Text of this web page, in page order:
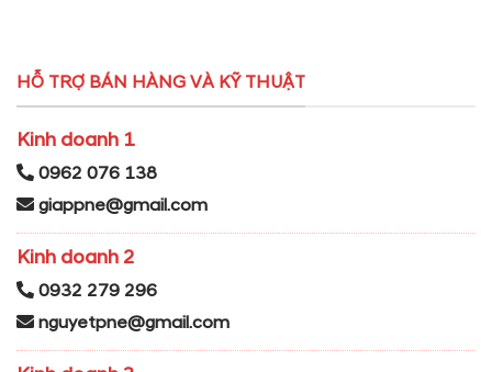
HỖ TRỢ BÁN HÀNG VÀ KỸ THUẬT
Kinh doanh 1
0962 076 138
giappne@gmail.com
Kinh doanh 2
0932 279 296
nguyetpne@gmail.com